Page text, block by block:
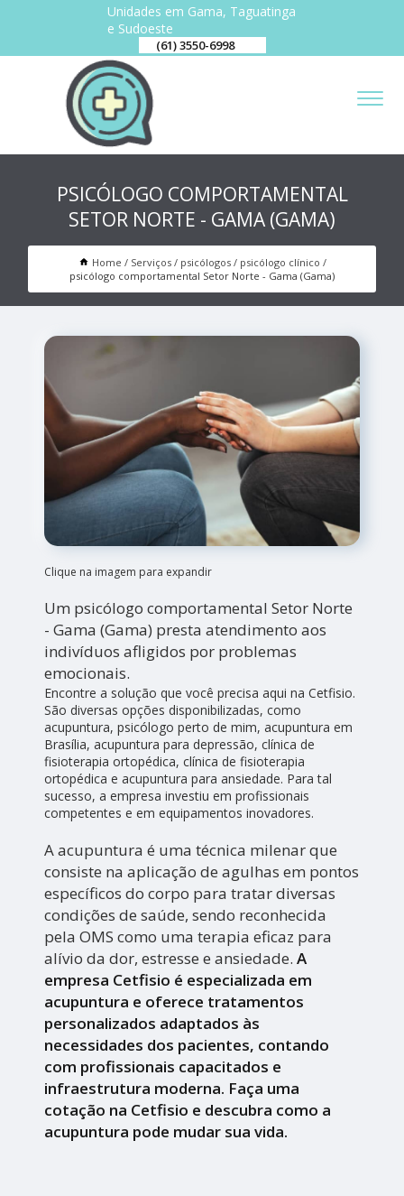
Unidades em Gama, Taguatinga
e Sudoeste
(61) 3550-6998
PSICÓLOGO COMPORTAMENTAL
SETOR NORTE - GAMA (GAMA)
Home Serviços psicólogos
psicólogo clínico
psicólogo comportamental Setor Norte - Gama (Gama)
Clique na imagem para expandir
Um psicólogo comportamental Setor Norte
- Gama (Gama) presta atendimento aos
indivíduos afligidos por problemas
emocionais.
Encontre a solução que você precisa aqui na Cetfisio.
São diversas opções disponibilizadas, como
acupuntura, psicólogo perto de mim, acupuntura em
Brasília, acupuntura para depressão, clínica de
fisioterapia ortopédica, clínica de fisioterapia
ortopédica e acupuntura para ansiedade. Para tal
sucesso, a empresa investiu em profissionais
competentes e em equipamentos inovadores.
A acupuntura é uma técnica milenar que
consiste na aplicação de agulhas em pontos
específicos do corpo para tratar diversas
condições de saúde, sendo reconhecida
pela OMS como uma terapia eficaz para
alívio da dor, estresse e ansiedade.A
empresa Cetfisio é especializada em
acupuntura e oferece tratamentos
personalizados adaptados às
necessidades dos pacientes, contando
com profissionais capacitados e
infraestrutura moderna. Faça uma
cotação na Cetfisio e descubra como a
acupuntura pode mudar sua vida.